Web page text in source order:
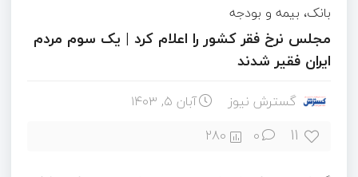
بانک، بیمه و بودجه
مجلس نرخ فقر کشور را اعلام کرد | یک سوم مردم
ایران فقیر شدند
گسترش نیوز آبان ۵, ۱۴۰۳
11
0
280